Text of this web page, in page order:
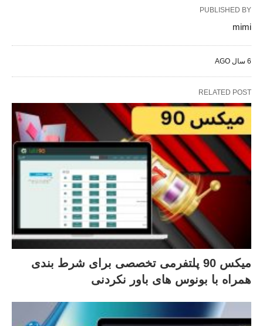
PUBLISHED BY
mimi
6 سال AGO
RELATED POST
میکس 90 پلتفرمی تخصصی برای شرط بندی
همراه با بونوس های باور نکردنی